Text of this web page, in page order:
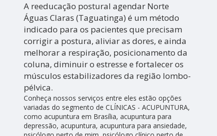
A reeducação postural agendar Norte
Águas Claras (Taguatinga) é um método
indicado para os pacientes que precisam
corrigir a postura, aliviar as dores, e ainda
melhorar a respiração, posicionamento da
coluna, diminuir o estresse e fortalecer os
músculos estabilizadores da região lombo-
pélvica.
Conheça nossos serviços entre eles estão opções
variadas do segmento de CLÍNICAS - ACUPUNTURA,
como acupuntura em Brasília, acupuntura para
depressão, acupuntura, acupuntura para ansiedade,